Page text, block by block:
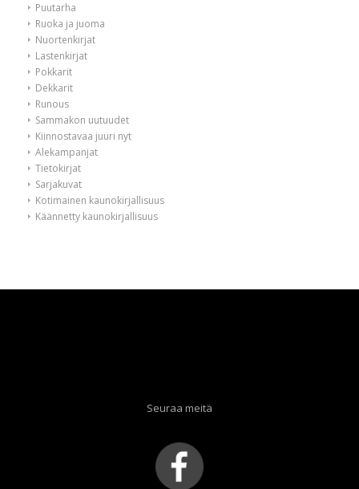
Puutarha
Ruoka ja juoma
Nuortenkirjat
Lastenkirjat
Pokkarit
Dekkarit
Runous
Sammakon uutuudet
Kiinnostavaa juuri nyt
Alekampanjat
Tietokirjat
Sarjakuvat
Kotimainen kaunokirjallisuus
Käännetty kaunokirjallisuus
Seuraa meitä